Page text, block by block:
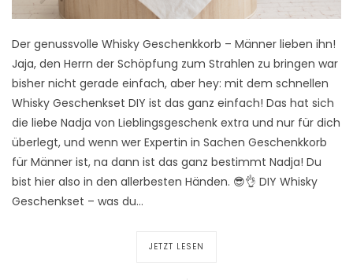
Der genussvolle Whisky Geschenkkorb – Männer lieben ihn!
Jaja, den Herrn der Schöpfung zum Strahlen zu bringen war
bisher nicht gerade einfach, aber hey: mit dem schnellen
Whisky Geschenkset DIY ist das ganz einfach! Das hat sich
die liebe Nadja von Lieblingsgeschenk extra und nur für dich
überlegt, und wenn wer Expertin in Sachen Geschenkkorb
für Männer ist, na dann ist das ganz bestimmt Nadja! Du
bist hier also in den allerbesten Händen. 😎👌 DIY Whisky
Geschenkset – was du…
JETZT LESEN